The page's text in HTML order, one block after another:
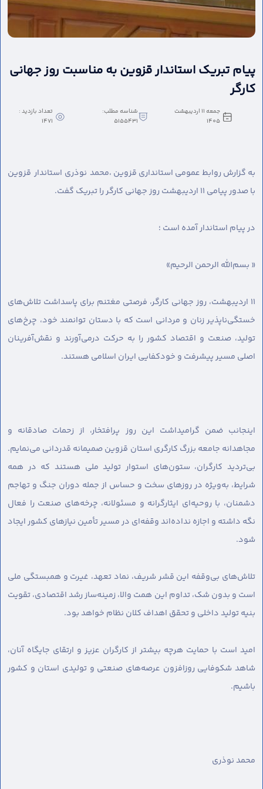
پیام تبریک استاندار قزوین به مناسبت روز جهانی
کارگر
جمعه 11 اردیبهشت
1405
شناسه مطلب:
5155431
تعداد بازدید :
1471
به گزارش روابط عمومی استانداری قزوین ،محمد نوذری استاندار قزوین
با صدور پیامی ۱۱ اردیبهشت روز جهانی کارگر را تبریک گفت.
در پیام استاندار آمده است ؛
« بسم‌الله الرحمن الرحیم»
۱۱ اردیبهشت، روز جهانی کارگر، فرصتی مغتنم برای پاسداشت تلاش‌های
خستگی‌ناپذیر زنان و مردانی است که با دستان توانمند خود، چرخ‌های
تولید، صنعت و اقتصاد کشور را به حرکت درمی‌آورند و نقش‌آفرینان
اصلی مسیر پیشرفت و خودکفایی ایران اسلامی هستند.
اینجانب ضمن گرامیداشت این روز پرافتخار، از زحمات صادقانه و
مجاهدانه جامعه بزرگ کارگری استان قزوین صمیمانه قدردانی می‌نمایم.
بی‌تردید کارگران، ستون‌های استوار تولید ملی هستند که در همه
شرایط، به‌ویژه در روزهای سخت و حساس از جمله دوران جنگ و تهاجم
دشمنان، با روحیه‌ای ایثارگرانه و مسئولانه، چرخه‌های صنعت را فعال
نگه داشته و اجازه نداده‌اند وقفه‌ای در مسیر تأمین نیازهای کشور ایجاد
شود.
تلاش‌های بی‌وقفه این قشر شریف، نماد تعهد، غیرت و همبستگی ملی
است و بدون شک، تداوم این همت والا، زمینه‌ساز رشد اقتصادی، تقویت
بنیه تولید داخلی و تحقق اهداف کلان نظام خواهد بود.
امید است با حمایت هرچه بیشتر از کارگران عزیز و ارتقای جایگاه آنان،
شاهد شکوفایی روزافزون عرصه‌های صنعتی و تولیدی استان و کشور
باشیم.
محمد نوذری